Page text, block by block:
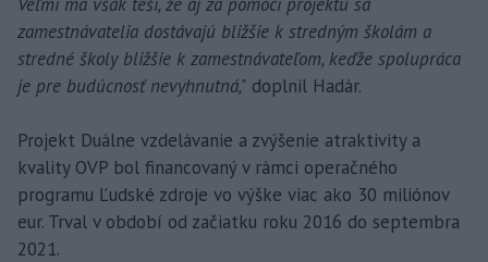
zamestnávatelia dostávajú bližšie k stredným školám a
stredné školy bližšie k zamestnávateľom, keďže spolupráca
je pre budúcnosť nevyhnutná," doplnil Hadár.
Projekt Duálne vzdelávanie a zvýšenie atraktivity a
kvality OVP bol financovaný v rámci operačného
programu Ľudské zdroje vo výške viac ako 30 miliónov
eur. Trval v období od začiatku roku 2016 do septembra
2021.